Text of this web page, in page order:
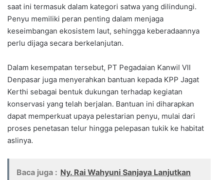
saat ini termasuk dalam kategori satwa yang dilindungi.
Penyu memiliki peran penting dalam menjaga
keseimbangan ekosistem laut, sehingga keberadaannya
perlu dijaga secara berkelanjutan.
Dalam kesempatan tersebut, PT Pegadaian Kanwil VII
Denpasar juga menyerahkan bantuan kepada KPP Jagat
Kerthi sebagai bentuk dukungan terhadap kegiatan
konservasi yang telah berjalan. Bantuan ini diharapkan
dapat memperkuat upaya pelestarian penyu, mulai dari
proses penetasan telur hingga pelepasan tukik ke habitat
aslinya.
Baca juga : Ny. Rai Wahyuni Sanjaya Lanjutkan